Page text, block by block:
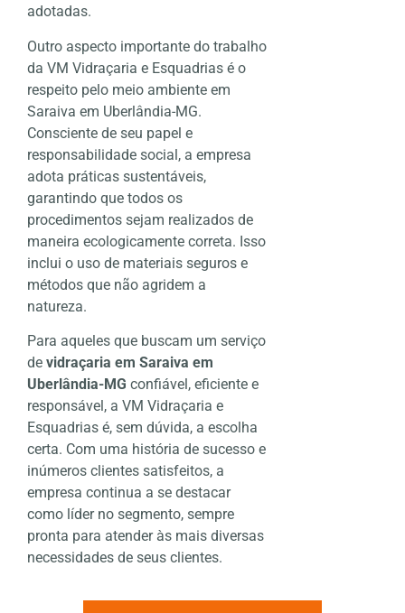
adotadas.
Outro aspecto importante do trabalho
da VM Vidraçaria e Esquadrias é o
respeito pelo meio ambiente em
Saraiva em Uberlândia-MG.
Consciente de seu papel e
responsabilidade social, a empresa
adota práticas sustentáveis,
garantindo que todos os
procedimentos sejam realizados de
maneira ecologicamente correta. Isso
inclui o uso de materiais seguros e
métodos que não agridem a
natureza.
Para aqueles que buscam um serviço
de vidraçaria em Saraiva em
Uberlândia-MG confiável, eficiente e
responsável, a VM Vidraçaria e
Esquadrias é, sem dúvida, a escolha
certa. Com uma história de sucesso e
inúmeros clientes satisfeitos, a
empresa continua a se destacar
como líder no segmento, sempre
pronta para atender às mais diversas
necessidades de seus clientes.